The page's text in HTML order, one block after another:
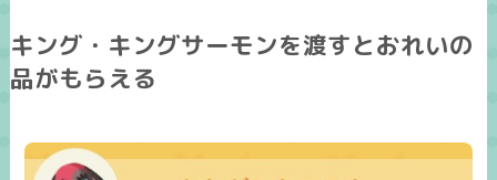
キング・キングサーモンを渡すとおれいの
品がもらえる